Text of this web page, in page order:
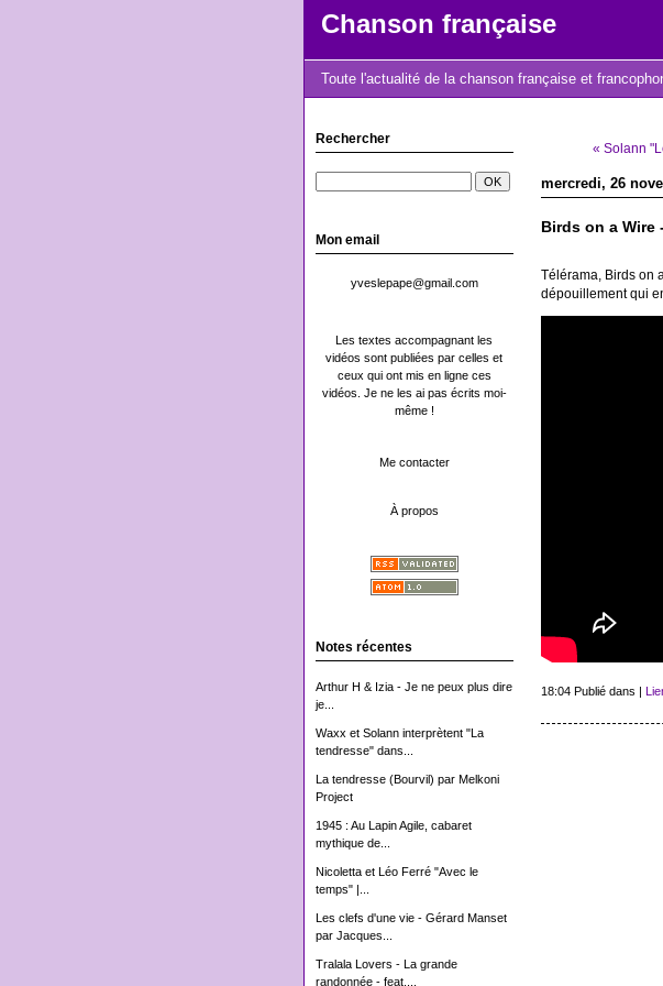
Chanson française
Toute l'actualité de la chanson française et
Rechercher
Mon email
yveslepape@gmail.com
Les textes accompagnant les
vidéos sont publiées par celles et
ceux qui ont mis en ligne ces
vidéos. Je ne les ai pas écrits moi-
même !
Me contacter
À propos
Notes récentes
Arthur H & Izia - Je ne peux plus dire
je...
Waxx et Solann interprètent "La
tendresse" dans...
La tendresse (Bourvil) par Melkoni
Project
1945 : Au Lapin Agile, cabaret
mythique de...
Nicoletta et Léo Ferré "Avec le
temps" |...
Les clefs d'une vie - Gérard Manset
par Jacques...
Tralala Lovers - La grande
randonnée - feat....
« Solann
mercredi, 26
Birds on a Wire
Télérama, Birds on
dépouillement qui
18:04 Publié dans |